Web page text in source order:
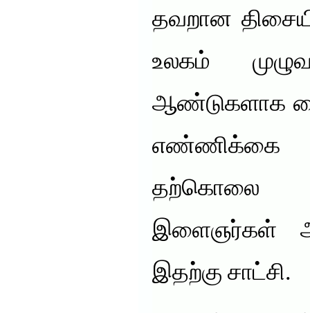
தவறான
உலகம்
ஆண்டுகளாக
எண்ணிக்கை
தற்கொலை
இளைஞர்கள்
இதற்கு சாட்சி.